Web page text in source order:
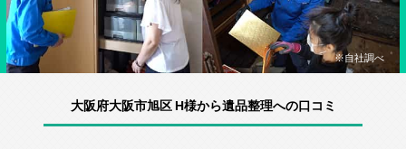
※自社調べ
大阪府大阪市旭区 H様から遺品整理への口コミ